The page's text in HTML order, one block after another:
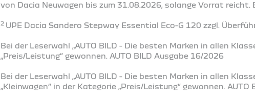
von Dacia Neuwagen bis zum 31.08.2026, solange Vorrat
2 UPE Dacia Sandero Stepway Essential Eco-G 120 zzgl.
Bei der Leserwahl „AUTO BILD - Die besten Marken in allen
„Preis/Leistung“ gewonnen. AUTO BILD Ausgabe 16/2026
Bei der Leserwahl „AUTO BILD - Die besten Marken in allen
„Kleinwagen“ in der Kategorie „Preis/Leistung“ gewonnen.